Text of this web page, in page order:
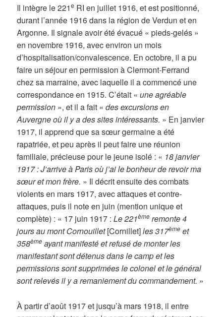
Il intègre le 221e RI en juillet 1916, et est positionné,
durant l’année 1916 dans la région de Verdun et en
Argonne. Il signale avoir été évacué « pieds-gelés »
en novembre 1916, avec environ un mois
d’hospitalisation/convalescence. En octobre, il a pu
faire un séjour en permission à Clermont-Ferrand
chez sa marraine, avec laquelle il a commencé une
correspondance en 1915. C’était «une agréable
permission », et il a fait «des excursions en
Auvergne où il y a des sites intéressants. » En janvier
1917, il apprend que sa sœur germaine a été
rapatriée, et peu après il peut faire une réunion
familiale, précieuse pour le jeune isolé : « 18 janvier
1917 : J’arrive à Paris où j’ai le bonheur de revoir ma
sœur et mon frère. » Il décrit ensuite des combats
violents en mars 1917, avec attaques et contre-
attaques, puis il note en juin (mention unique et
complète) : « 17 juin 1917 : Le 221ème remonte 4
jours au mont Cornouillet[Cornillet]les 317ème et
358ème ayant manifesté et refusé de monter les
manifestant sont détenus dans le camp et les
permissions sont supprimées le colonel et le général
sont relevés il y a remaniement du commandement. »
À partir d’août 1917 et jusqu’à mars 1918, il entre